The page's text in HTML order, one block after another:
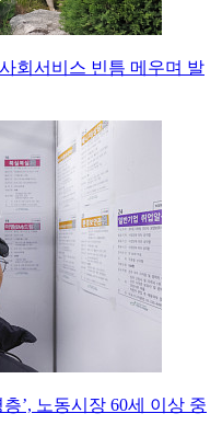
회서비스 빈틈 메우며 발
’, 노동시장 60세 이상 중